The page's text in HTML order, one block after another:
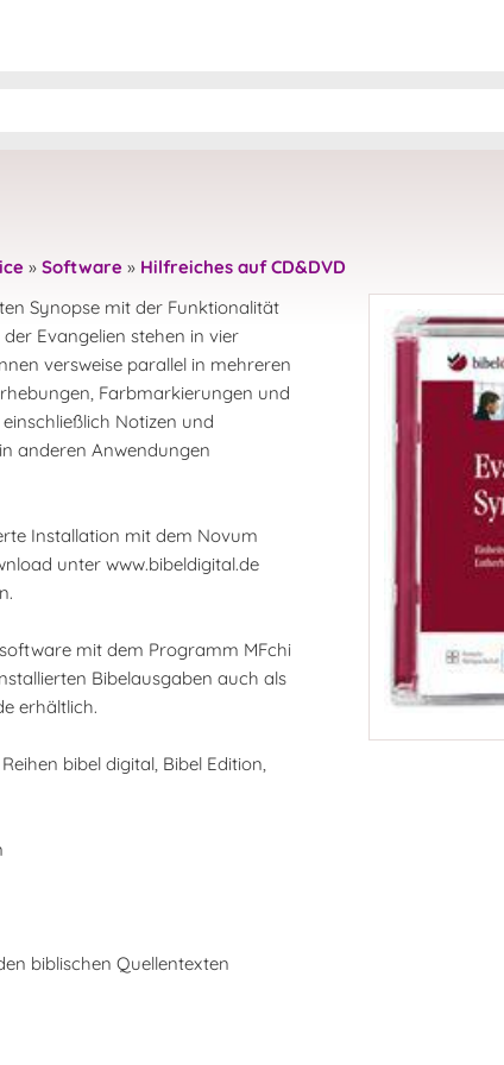
» Software » Hilfreiches auf CD&DVD
Synopse mit der Funktionalität
Evangelien stehen in vier
versweise parallel in mehreren
Farbmarkierungen und
Notizen und
anderen Anwendungen
Installation mit dem Novum
unter www.bibeldigital.de
mit dem Programm MFchi
Bibelausgaben auch als
erhältlich.
bibel digital, Bibel Edition,
biblischen Quellentexten